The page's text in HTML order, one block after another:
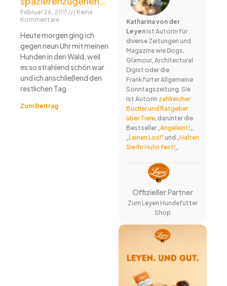
Februar 26, 2011
Keine
Kommentare
Heute morgen ging ich
gegen neun Uhr mit meinen
Hunden in den Wald, weil
es so strahlend schön war
und ich anschließend den
restlichen Tag
Zum Beitrag
Katharina von der
Leyenist Autorin für
diverse Zeitungen und
Magazine wie Dogs,
Glamour, Architectural
Digist oder die
Frankfurter Allgemeine
Sonntagszeitung. Sie
ist Autorin zahlreicher
Bücher und Ratgeber
über Tiere, darunter die
Bestseller „Angeleint!„,
„Leinen Los!“ und „Halten
Sie Ihr Huhn fest!„.
Offizieller Partner
Zum Leyen Hundefutter
Shop